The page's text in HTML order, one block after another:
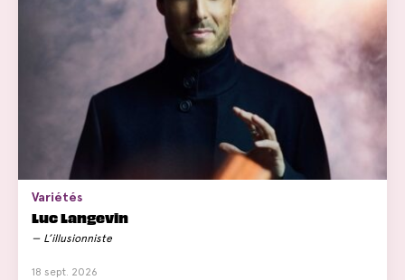
Variétés
Luc Langevin
L’illusionniste
18 sept. 2026